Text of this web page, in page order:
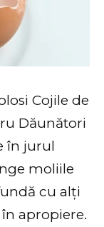
Cojile de
Dăunători
în jurul
moliile
cu alți
apropiere.